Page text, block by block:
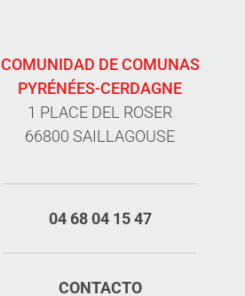
COMUNIDAD DE COMUNAS
PYRÉNÉES-CERDAGNE
1 PLACE DEL ROSER
66800 SAILLAGOUSE
04 68 04 15 47
CONTACTO